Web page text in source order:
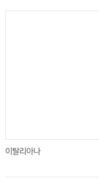
이탈리아나